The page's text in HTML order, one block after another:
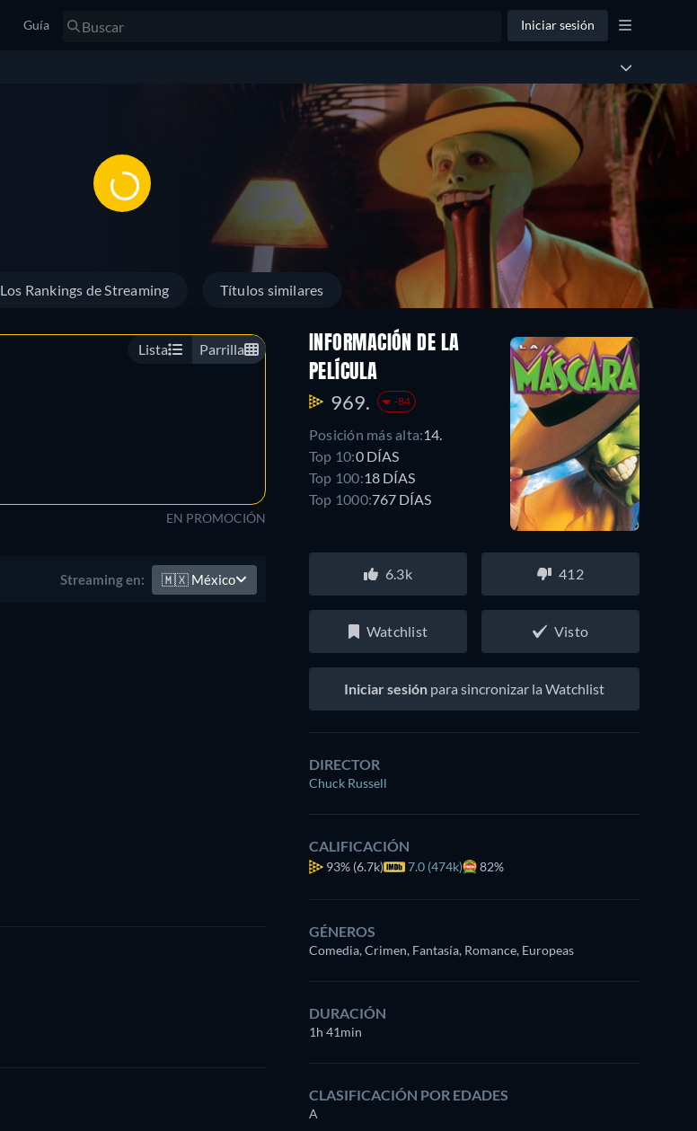
Guía Iniciar sesión
Los Rankings de Streaming Títulos similares
Lista Parrilla
EN PROMOCIÓN
Streaming en: 🇲🇽 México
INFORMACIÓN DE LA
PELÍCULA
969. -84
Posición más alta:14.
Top 10:0 DÍAS
Top 100:18 DÍAS
Top 1000:767 DÍAS
6.3k 412
Watchlist Visto
Iniciar sesión para sincronizar la Watchlist
DIRECTOR
Chuck Russell
CALIFICACIÓN
93% (6.7k) 7.0 (474k) 82%
GÉNEROS
Comedia, Crimen, Fantasía, Romance, Europeas
DURACIÓN
1h 41min
CLASIFICACIÓN POR EDADES
A